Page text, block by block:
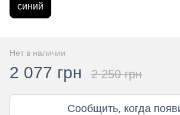
синий
Нет в наличии
2 077 грн 2 250 грн
Сообщить, когда